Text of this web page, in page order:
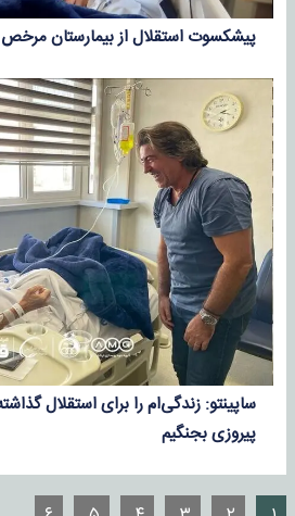
پیشکسوت استقلال از بیمارستان
ساپینتو: زندگی‌ام را برای استقلال
پیروزی بجنگیم